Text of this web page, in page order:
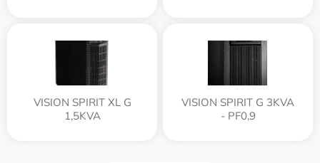
VISION SPIRIT XL G
1,5KVA
VISION SPIRIT G 3KVA
- PF0,9